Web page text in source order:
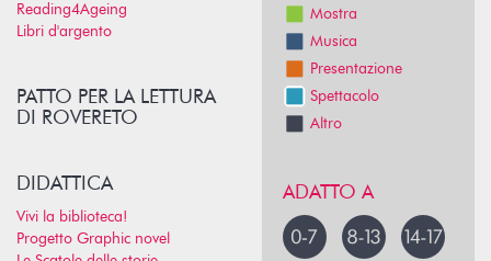
Reading4Ageing
Libri d'argento
PATTO PER LA LETTURA
DI ROVERETO
DIDATTICA
Vivi la biblioteca!
Progetto Graphic novel
Mostra
Musica
Presentazione
Spettacolo
Altro
ADATTO A